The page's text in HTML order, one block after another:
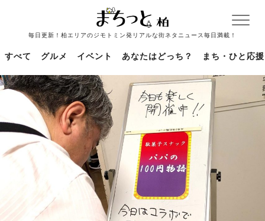
毎日更新！柏エリアのジモトミン発リアルな街ネタニュース毎日満載！
すべて グルメ イベント あなたはどっち？ まち・ひと応援